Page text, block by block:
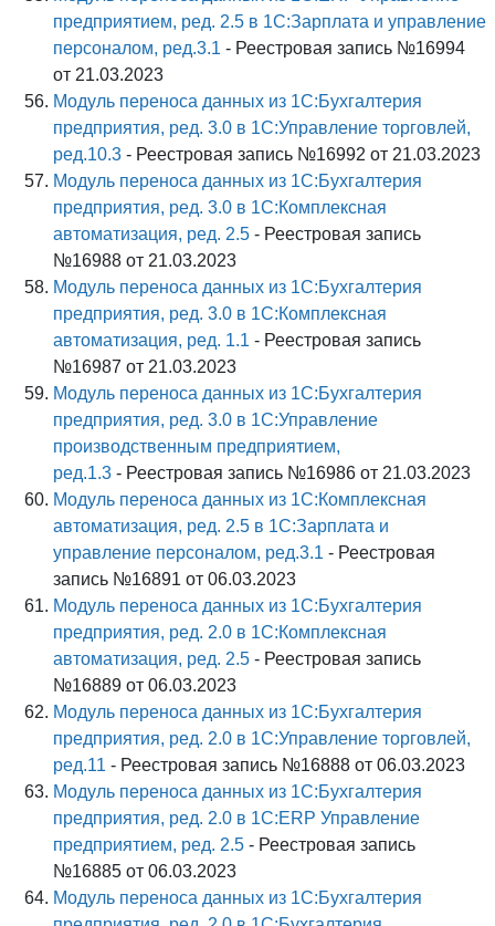
предприятием, ред. 2.5 в 1С:Зарплата и управление
персоналом, ред.3.1 - Реестровая запись №16994
от 21.03.2023
Модуль переноса данных из 1С:Бухгалтерия
предприятия, ред. 3.0 в 1С:Управление торговлей,
ред.10.3 - Реестровая запись №16992 от 21.03.2023
Модуль переноса данных из 1С:Бухгалтерия
предприятия, ред. 3.0 в 1С:Комплексная
автоматизация, ред. 2.5 - Реестровая запись
№16988 от 21.03.2023
Модуль переноса данных из 1С:Бухгалтерия
предприятия, ред. 3.0 в 1С:Комплексная
автоматизация, ред. 1.1 - Реестровая запись
№16987 от 21.03.2023
Модуль переноса данных из 1С:Бухгалтерия
предприятия, ред. 3.0 в 1С:Управление
производственным предприятием,
ред.1.3 - Реестровая запись №16986 от 21.03.2023
Модуль переноса данных из 1С:Комплексная
автоматизация, ред. 2.5 в 1С:Зарплата и
управление персоналом, ред.3.1 - Реестровая
запись №16891 от 06.03.2023
Модуль переноса данных из 1С:Бухгалтерия
предприятия, ред. 2.0 в 1С:Комплексная
автоматизация, ред. 2.5 - Реестровая запись
№16889 от 06.03.2023
Модуль переноса данных из 1С:Бухгалтерия
предприятия, ред. 2.0 в 1С:Управление торговлей,
ред.11 - Реестровая запись №16888 от 06.03.2023
Модуль переноса данных из 1С:Бухгалтерия
предприятия, ред. 2.0 в 1С:ERP Управление
предприятием, ред. 2.5 - Реестровая запись
№16885 от 06.03.2023
Модуль переноса данных из 1С:Бухгалтерия